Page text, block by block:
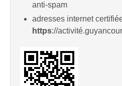
anti-spam
adresses internet
https://